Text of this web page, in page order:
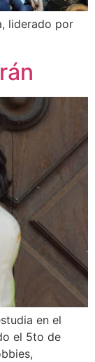
liderado por
en el
el 5to de